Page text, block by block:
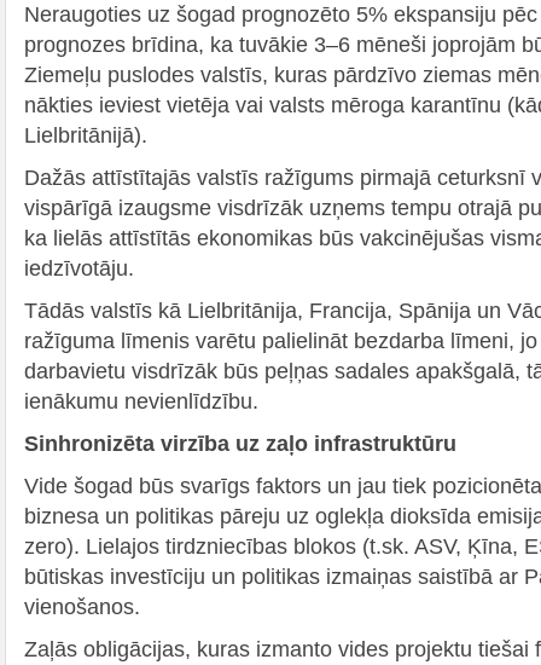
Neraugoties uz šogad prognozēto 5% ekspansiju
prognozes brīdina, ka tuvākie 3–6 mēneši joprojām
Ziemeļu puslodes valstīs, kuras pārdzīvo ziemas
nākties ieviest vietēja vai valsts mēroga karantīnu
Lielbritānijā).
Dažās attīstītajās valstīs ražīgums pirmajā ceturksnī
vispārīgā izaugsme visdrīzāk uzņems tempu otrajā
ka lielās attīstītās ekonomikas būs vakcinējušas
iedzīvotāju.
Tādās valstīs kā Lielbritānija, Francija, Spānija un
ražīguma līmenis varētu palielināt bezdarba līmeni,
darbavietu visdrīzāk būs peļņas sadales apakšgalā,
ienākumu nevienlīdzību.
Sinhronizēta virzība uz zaļo infrastruktūru
Vide šogad būs svarīgs faktors un jau tiek
biznesa un politikas pāreju uz oglekļa dioksīda
zero). Lielajos tirdzniecības blokos (t.sk. ASV, Ķīna,
būtiskas investīciju un politikas izmaiņas saistībā ar
vienošanos.
Zaļās obligācijas, kuras izmanto vides projektu tiešai